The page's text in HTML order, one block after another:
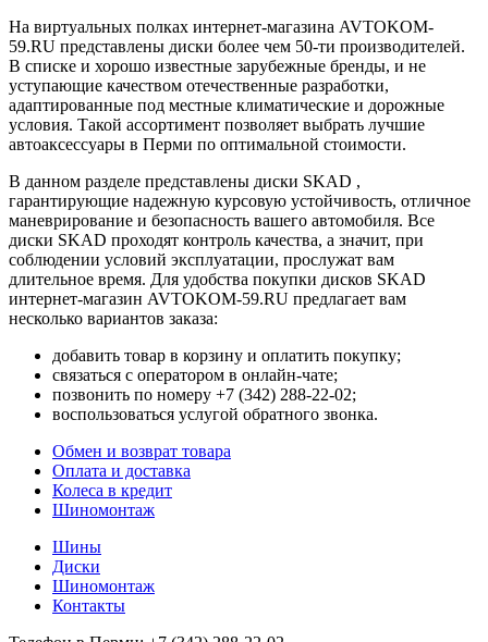
На виртуальных полках интернет-магазина AVTOKOM-
59.RU представлены диски более чем 50-ти производителей.
В списке и хорошо известные зарубежные бренды, и не
уступающие качеством отечественные разработки,
адаптированные под местные климатические и дорожные
условия. Такой ассортимент позволяет выбрать лучшие
автоаксессуары в Перми по оптимальной стоимости.
В данном разделе представлены диски SKAD ,
гарантирующие надежную курсовую устойчивость, отличное
маневрирование и безопасность вашего автомобиля. Все
диски SKAD проходят контроль качества, а значит, при
соблюдении условий эксплуатации, прослужат вам
длительное время. Для удобства покупки дисков SKAD
интернет-магазин AVTOKOM-59.RU предлагает вам
несколько вариантов заказа:
добавить товар в корзину и оплатить покупку;
связаться с оператором в онлайн-чате;
позвонить по номеру +7 (342) 288-22-02;
воспользоваться услугой обратного звонка.
Обмен и возврат товара
Оплата и доставка
Колеса в кредит
Шиномонтаж
Шины
Диски
Шиномонтаж
Контакты